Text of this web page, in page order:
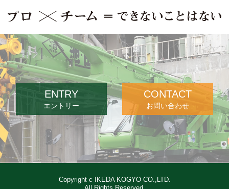
ENTRY
エントリー
CONTACT
お問い合わせ
Copyright c IKEDA KOGYO CO.,LTD.